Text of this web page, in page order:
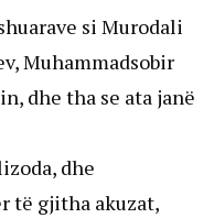
si Murodali
Muhammadsobir
dhe tha se ata janë
dhe
të gjitha akuzat,